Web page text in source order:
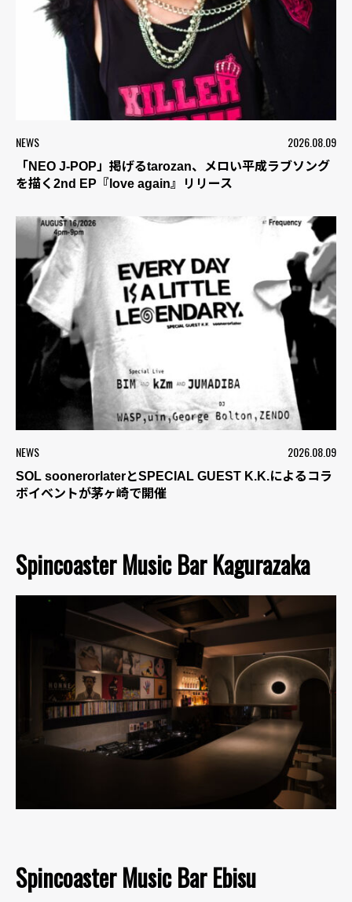
NEWS 2026.08.09
「NEO J-POP」掲げるtarozan、メロい平成ラブソング
を描く2nd EP『love again』リリース
NEWS 2026.08.09
SOL soonerorlaterとSPECIAL GUEST K.K.によるコラ
ボイベントが茅ヶ崎で開催
Spincoaster Music Bar Kagurazaka
Spincoaster Music Bar Ebisu